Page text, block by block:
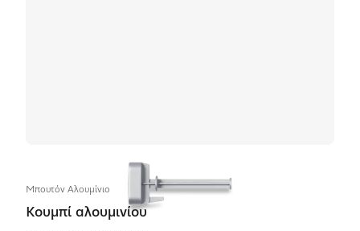
Μπουτόν Aλουμίνιο
Κουμπί αλουμινίου